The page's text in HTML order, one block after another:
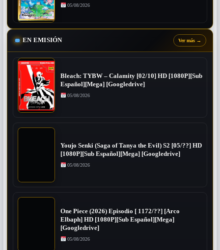
05/08/2026
EN EMISIÓN Ver más →
Bleach: TYBW – Calamity [02/10] HD [1080P][Sub
Español][Mega] [Googledrive]
05/08/2026
Youjo Senki (Saga of Tanya the Evil) S2 [05/??] HD
[1080P][Sub Español][Mega] [Googledrive]
05/08/2026
One Piece (2026) Episodio [ 1172/??] [Arco
Elbaph] HD [1080P][Sub Español][Mega]
[Googledrive]
05/08/2026